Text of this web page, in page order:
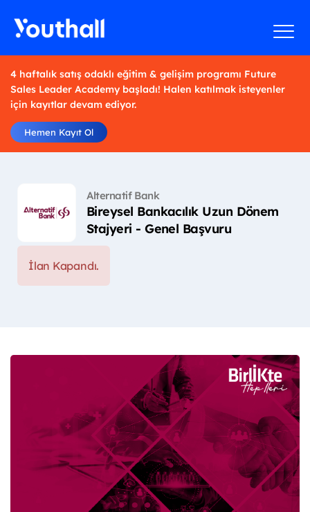
4 haftalık satış odaklı eğitim & gelişim programı Future
Sales Leader Academy başladı! Halen katılmak isteyenler
için kayıtlar devam ediyor.
Hemen Kayıt Ol
Alternatif Bank
Bireysel Bankacılık Uzun Dönem
Stajyeri - Genel Başvuru
İlan Kapandı.